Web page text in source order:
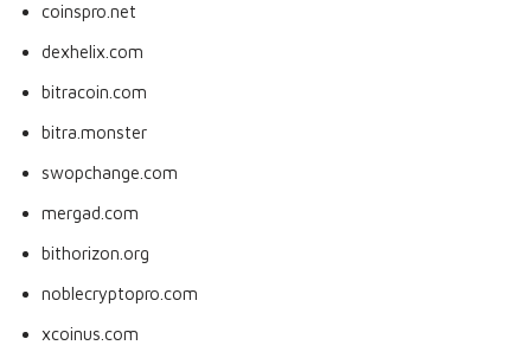
coinspro.net
dexhelix.com
bitracoin.com
bitra.monster
swopchange.com
mergad.com
bithorizon.org
noblecryptopro.com
xcoinus.com